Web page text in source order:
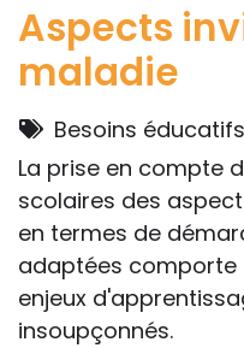
Aspects
maladie
Besoins
La prise en compte
scolaires des
en termes de
adaptées comporte
enjeux
insoupçonnés.